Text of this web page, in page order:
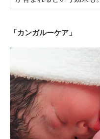
「カンガルーケア」